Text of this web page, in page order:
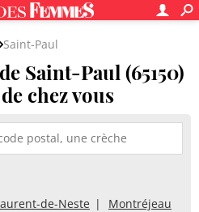
Saint-Paul
Saint-Paul (65150)
chez vous
de-Neste
Montréjeau